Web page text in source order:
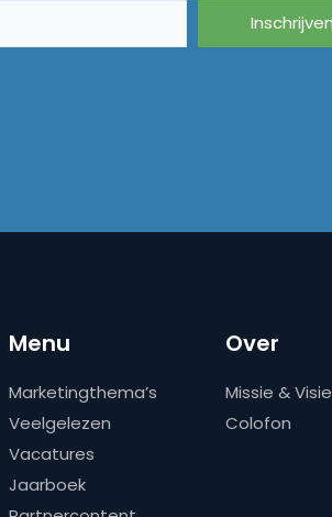
Menu
Marketingthema’s
Veelgelezen
Vacatures
Jaarboek
Over
Missie & Visie
Colofon